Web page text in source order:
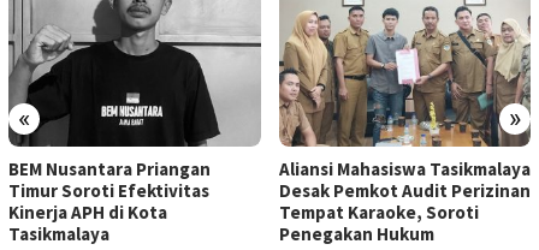
« »
BEM Nusantara Priangan
Timur Soroti Efektivitas
Kinerja APH di Kota
Tasikmalaya
Aliansi Mahasiswa Tasikmalaya
Desak Pemkot Audit Perizinan
Tempat Karaoke, Soroti
Penegakan Hukum